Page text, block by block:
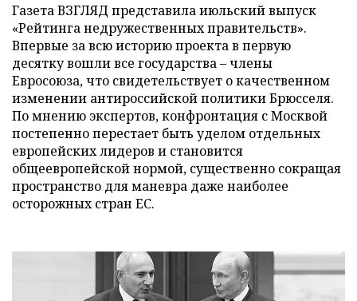
Газета ВЗГЛЯД представила июльский выпуск
«Рейтинга недружественных правительств».
Впервые за всю историю проекта в первую
десятку вошли все государства – члены
Евросоюза, что свидетельствует о качественном
изменении антироссийской политики Брюсселя.
По мнению экспертов, конфронтация с Москвой
постепенно перестает быть уделом отдельных
европейских лидеров и становится
общеевропейской нормой, существенно сокращая
пространство для маневра даже наиболее
осторожных стран ЕС.